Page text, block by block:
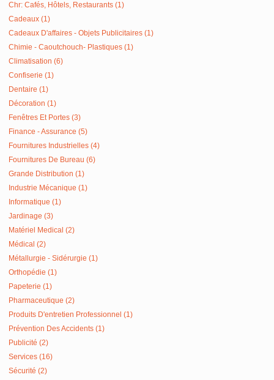
Chr: Cafés, Hôtels, Restaurants (1)
Cadeaux (1)
Cadeaux D'affaires - Objets Publicitaires (1)
Chimie - Caoutchouch- Plastiques (1)
Climatisation (6)
Confiserie (1)
Dentaire (1)
Décoration (1)
Fenêtres Et Portes (3)
Finance - Assurance (5)
Fournitures Industrielles (4)
Fournitures De Bureau (6)
Grande Distribution (1)
Industrie Mécanique (1)
Informatique (1)
Jardinage (3)
Matériel Medical (2)
Médical (2)
Métallurgie - Sidérurgie (1)
Orthopédie (1)
Papeterie (1)
Pharmaceutique (2)
Produits D'entretien Professionnel (1)
Prévention Des Accidents (1)
Publicité (2)
Services (16)
Sécurité (2)